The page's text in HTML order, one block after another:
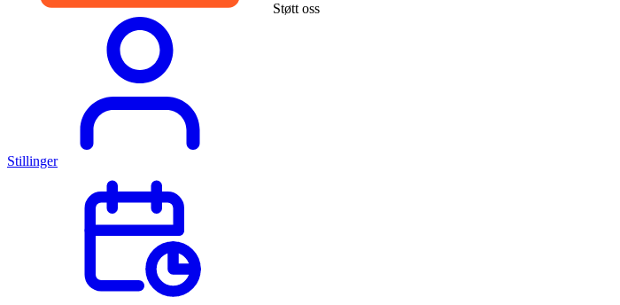
Støtt oss
Stillinger